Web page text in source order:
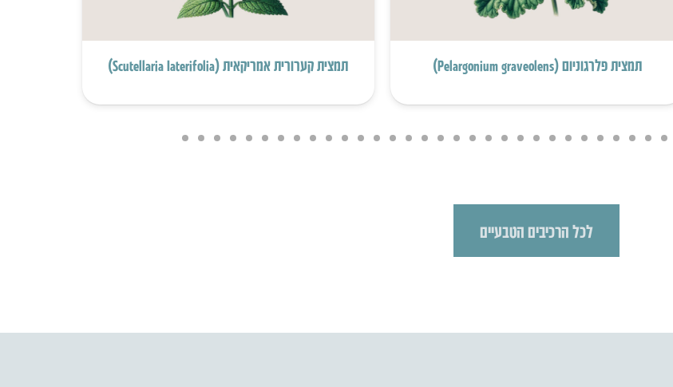
תמצית פלרגוניום (Pelargonium graveolens) תמצית קערורית אמריקאית (Scutellaria Iaterifolia)
לכל הרכיבים הטבעיים